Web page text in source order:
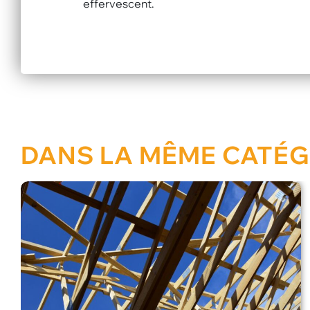
effervescent.
DANS LA MÊME